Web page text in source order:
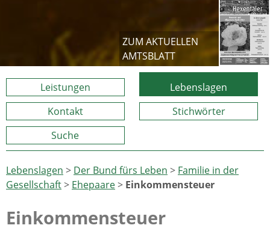
ZUM AKTUELLEN
AMTSBLATT
Leistungen
Lebenslagen
Kontakt
Stichwörter
Suche
Lebenslagen > Der Bund fürs Leben > Familie in der
Gesellschaft> Ehepaare> Einkommensteuer
Einkommensteuer